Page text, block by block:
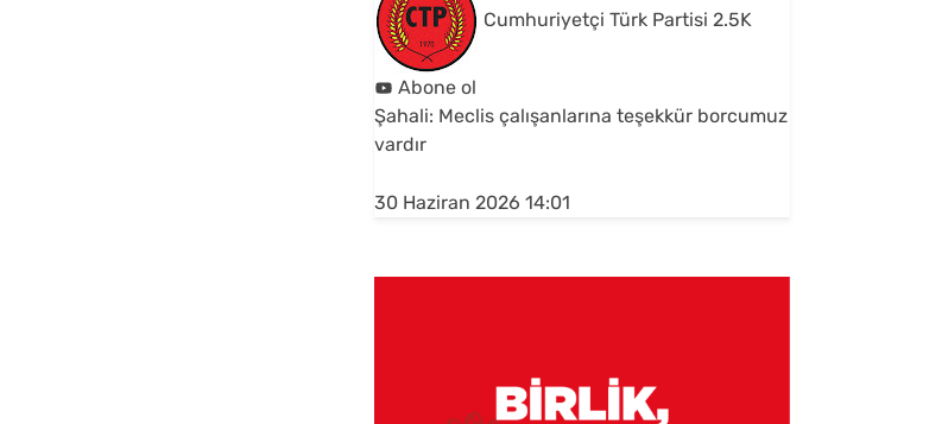
Cumhuriyetçi Türk Partisi 2.5K
Abone ol
Şahali: Meclis çalışanlarına teşekkür borcumuz
vardır
30 Haziran 2026 14:01